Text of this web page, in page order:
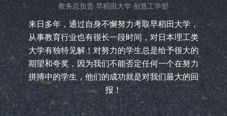
教务总负责 早稻田大学 创造工学部
来日多年，通过自身不懈努力考取早稻田大学，
从事教育行业也有很长一段时间，对日本理工类
大学有独特见解！对努力的学生总是给予很大的
期望和夸奖，因为我们不能否定任何一个在努力
拼搏中的学生，他们的成功就是对我们最大的回
报！